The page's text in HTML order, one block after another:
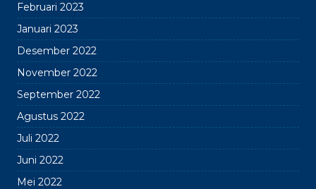
Februari 2023
Januari 2023
Desember 2022
November 2022
September 2022
Agustus 2022
Juli 2022
Juni 2022
Mei 2022